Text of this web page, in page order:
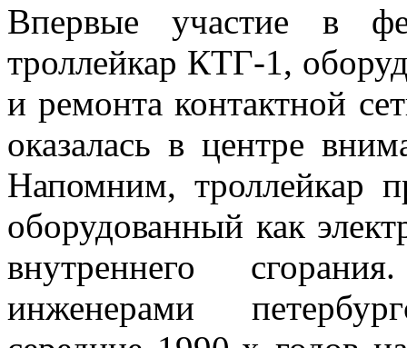
Впервые участие в
троллейкар КТГ-1,
и ремонта контактной
оказалась в центре
Напомним, троллейкар
оборудованный как
внутреннего
инженерами